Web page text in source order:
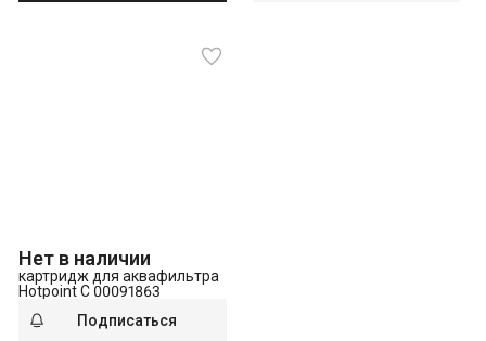
Нет в наличии
картридж для аквафильтра
Hotpoint C 00091863
Подписаться